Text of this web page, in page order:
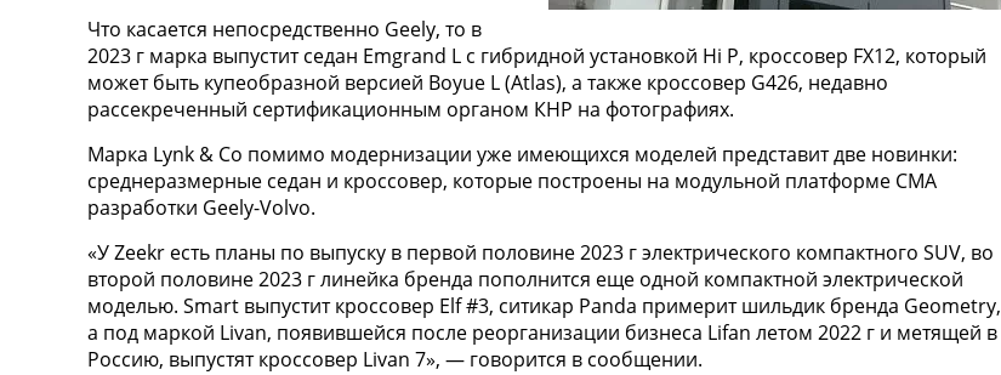
Что касается непосредственно Geely, то в
2023 г марка выпустит седан Emgrand L с гибридной установкой Hi P, кроссовер FX12, который
может быть купеобразной версией Boyue L (Atlas), а также кроссовер G426, недавно
рассекреченный сертификационным органом КНР на фотографиях.
Марка Lynk & Co помимо модернизации уже имеющихся моделей представит две новинки:
среднеразмерные седан и кроссовер, которые построены на модульной платформе CMA
разработки Geely-Volvo.
«У Zeekr есть планы по выпуску в первой половине 2023 г электрического компактного SUV, во
второй половине 2023 г линейка бренда пополнится еще одной компактной электрической
моделью. Smart выпустит кроссовер Elf #3, ситикар Panda примерит шильдик бренда Geometry,
а под маркой Livan, появившейся после реорганизации бизнеса Lifan летом 2022 г и метящей в
Россию, выпустят кроссовер Livan 7», — говорится в сообщении.